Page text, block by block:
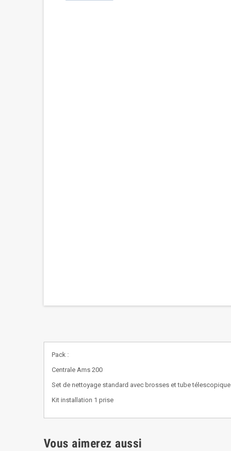
Pack :
Centrale Ams 200
Set de nettoyage standard avec brosses et tube télescopique
Kit installation 1 prise
Vous aimerez aussi